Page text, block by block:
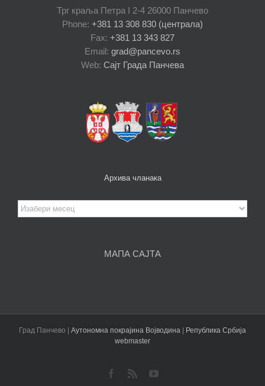
Трг краља Петра I 2-4 26000 Панчево
Phone: +381 13 308 830 (централа)
Fax: +381 13 343 827
Email: grad@pancevo.rs
Web: Сајт Града Панчева
Архива чланака
Архива
чланака
МАПА САЈТА
Град Панчево | Аутономна покрајина Војводина | Република Србија
webmaster
Facebook
Rss YouTube